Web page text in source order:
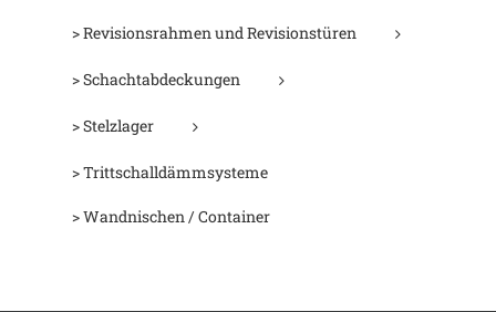
> Revisionsrahmen und Revisionstüren
> Schachtabdeckungen
> Stelzlager
> Trittschalldämmsysteme
> Wandnischen / Container